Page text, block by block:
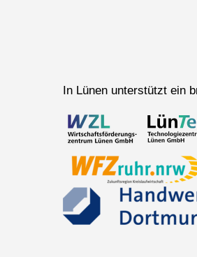
In Lünen unterstützt ein